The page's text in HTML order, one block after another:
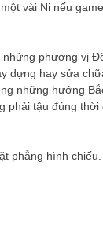
vài Ni nếu
phương vị
dựng hay sửa
những hướng
tậu đúng
phẳng hình chiếu.